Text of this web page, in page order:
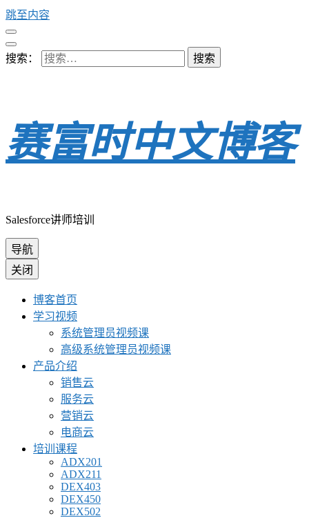
跳至内容
搜索：
赛富时中文博客
Salesforce讲师培训
导航
关闭
博客首页
学习视频
系统管理员视频课
高级系统管理员视频课
产品介绍
销售云
服务云
营销云
电商云
培训课程
ADX201
ADX211
DEX403
DEX450
DEX502